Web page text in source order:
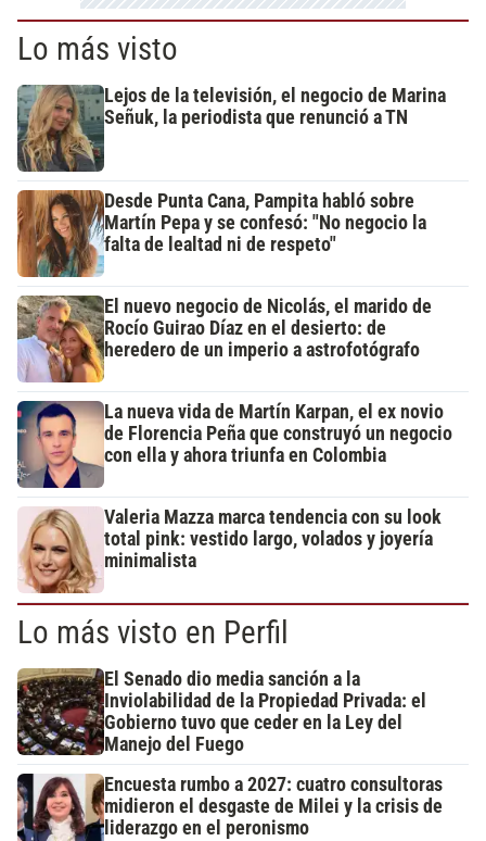
Lo más visto
Lejos de la televisión, el negocio de Marina
Señuk, la periodista que renunció a TN
Desde Punta Cana, Pampita habló sobre
Martín Pepa y se confesó: "No negocio la
falta de lealtad ni de respeto"
El nuevo negocio de Nicolás, el marido de
Rocío Guirao Díaz en el desierto: de
heredero de un imperio a astrofotógrafo
La nueva vida de Martín Karpan, el ex novio
de Florencia Peña que construyó un negocio
con ella y ahora triunfa en Colombia
Valeria Mazza marca tendencia con su look
total pink: vestido largo, volados y joyería
minimalista
Lo más visto en Perfil
El Senado dio media sanción a la
Inviolabilidad de la Propiedad Privada: el
Gobierno tuvo que ceder en la Ley del
Manejo del Fuego
Encuesta rumbo a 2027: cuatro consultoras
midieron el desgaste de Milei y la crisis de
liderazgo en el peronismo